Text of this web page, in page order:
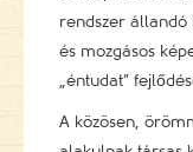
rendszer állandó
és mozgásos
„éntudat”
A közösen,